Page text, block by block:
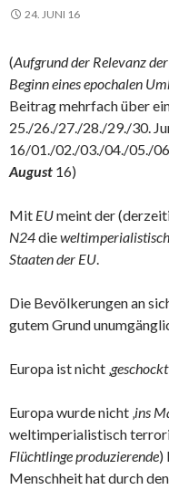
24. JUNI 16
(Aufgrund der Relevanz
Beginn eines epochalen
Beitrag mehrfach über
25./26./27./28./29./30.
16/01./02./03./04./05./
August 16)
Mit EUmeint der
N24die
Staaten der EU.
Die Bevölkerungen an
gutem Grund
Europa ist nicht ‚geschockt
Europa wurde nicht ‚ins
weltimperialistisch
Flüchtlinge produzierende)
Menschheit hat durch